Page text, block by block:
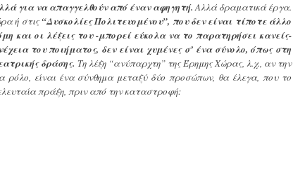
για να απαγγελθούν από έναν αφηγητή.Αλλά δραματικά έργα.
ή στις“Δυσκολίες Πολιτευομένου”, που δεν είναι τίποτε άλλο
και οι λέξεις του -μπορεί εύκολα να το παρατηρήσει κανείς-
του ποιήματος, δεν είναι χυμένες σ’ ένα σύνολο, όπως στη
δράσης. Τη λέξη “ανύπαρχτη” της Έρημης Χώρας, λ.χ., αν την
ρόλο, είναι ένα σύνθημα μεταξύ δύο προσώπων, θα έλεγα, που το
πράξη, πριν από την καταστροφή: